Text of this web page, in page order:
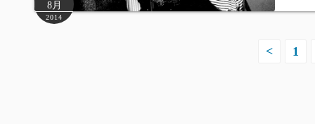
8月
2014
< 1